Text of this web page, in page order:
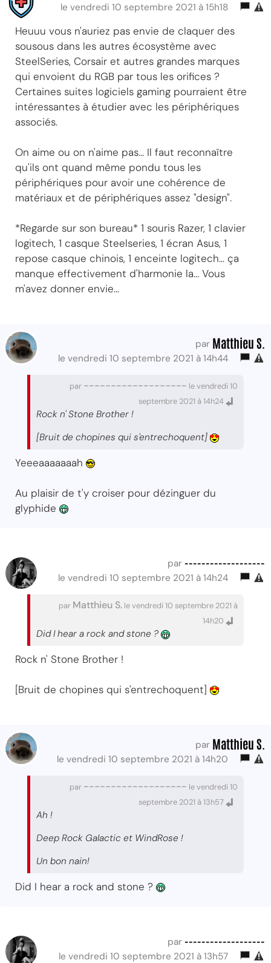
le vendredi 10 septembre 2021 à 15h18
Heuuu vous n'auriez pas envie de claquer des
sousous dans les autres écosystème avec
SteelSeries, Corsair et autres grandes marques
qui envoient du RGB par tous les orifices ?
Certaines suites logiciels gaming pourraient être
intéressantes à étudier avec les périphériques
associés.
On aime ou on n'aime pas... Il faut reconnaître
qu'ils ont quand même pondu tous les
périphériques pour avoir une cohérence de
matériaux et de périphériques assez "design".
*Regarde sur son bureau* 1 souris Razer, 1 clavier
logitech, 1 casque Steelseries, 1 écran Asus, 1
repose casque chinois, 1 enceinte logitech... ça
manque effectivement d'harmonie la... Vous
m'avez donner envie...
par Matthieu S.
le vendredi 10 septembre 2021 à 14h44
par ------------------- le vendredi 10
septembre 2021 à 14h24
Rock n' Stone Brother !
[Bruit de chopines qui s'entrechoquent]
Yeeeaaaaaaah
Au plaisir de t'y croiser pour dézinguer du
glyphide
par -------------------
le vendredi 10 septembre 2021 à 14h24
par Matthieu S. le vendredi 10 septembre 2021 à
14h20
Did I hear a rock and stone ?
Rock n' Stone Brother !
[Bruit de chopines qui s'entrechoquent]
par Matthieu S.
le vendredi 10 septembre 2021 à 14h20
par ------------------- le vendredi 10
septembre 2021 à 13h57
Ah !
Deep Rock Galactic et WindRose !
Un bon nain!
Did I hear a rock and stone ?
par -------------------
le vendredi 10 septembre 2021 à 13h57